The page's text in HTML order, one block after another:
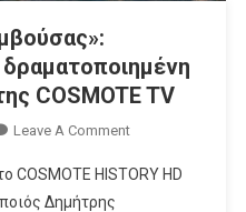
COSMOTE TV
Leave A CommentOn
Πειρατές
COSMOTE HISTORY HD
Δημήτρης